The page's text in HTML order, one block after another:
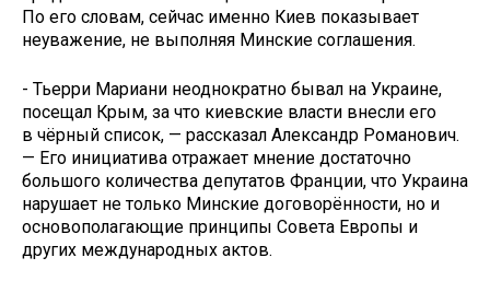
По его словам, сейчас именно Киев показывает
неуважение, не выполняя Минские соглашения.
- Тьерри Мариани неоднократно бывал на Украине,
посещал Крым, за что киевские власти внесли его
в чёрный список, — рассказал Александр Романович.
— Его инициатива отражает мнение достаточно
большого количества депутатов Франции, что Украина
нарушает не только Минские договорённости, но и
основополагающие принципы Совета Европы и
других международных актов.